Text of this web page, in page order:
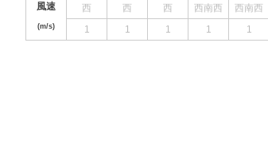
風速
(m/s)
西 西 西 西南西 西南西
1
1 1 1 1